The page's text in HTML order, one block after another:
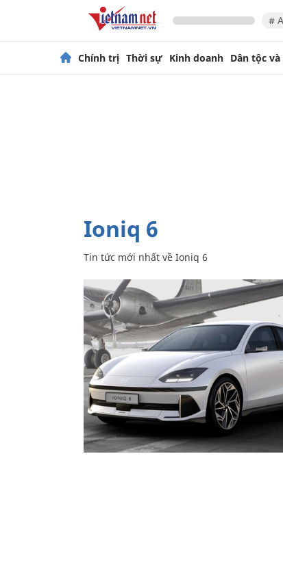
#
Chính trị Thời sự Kinh doanh Dân tộc
Ioniq 6
Tin tức mới nhất về Ioniq 6